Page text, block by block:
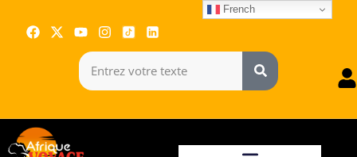
French